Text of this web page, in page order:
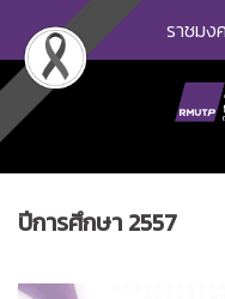
content
ราชมง
ปีการศึกษา 2557